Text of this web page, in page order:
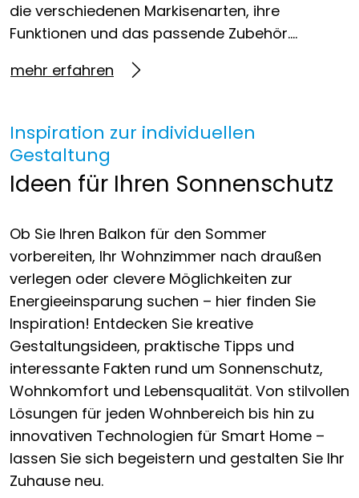
die verschiedenen Markisenarten, ihre
Funktionen und das passende Zubehör….
mehr erfahren
Inspiration zur individuellen
Gestaltung
Ideen für Ihren Sonnenschutz
Ob Sie Ihren Balkon für den Sommer
vorbereiten, Ihr Wohnzimmer nach draußen
verlegen oder clevere Möglichkeiten zur
Energieeinsparung suchen – hier finden Sie
Inspiration! Entdecken Sie kreative
Gestaltungsideen, praktische Tipps und
interessante Fakten rund um Sonnenschutz,
Wohnkomfort und Lebensqualität. Von stilvollen
Lösungen für jeden Wohnbereich bis hin zu
innovativen Technologien für Smart Home –
lassen Sie sich begeistern und gestalten Sie Ihr
Zuhause neu.